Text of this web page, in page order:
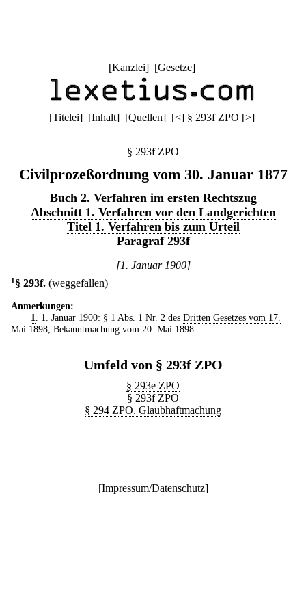
[Kanzlei] [Gesetze]
[Titelei] [Inhalt] [Quellen] [<] § 293f ZPO [>]
§ 293f ZPO
Civilprozeßordnung vom 30. Januar 1877
Buch 2. Verfahren im ersten Rechtszug
Abschnitt 1. Verfahren vor den Landgerichten
Titel 1. Verfahren bis zum Urteil
Paragraf 293f
[1. Januar 1900]
1 § 293f. (weggefallen)
Anmerkungen:
1
. 1. Januar 1900: § 1 Abs. 1 Nr. 2 des Dritten Gesetzes vom 17.
Mai 1898 Bekanntmachung vom 20. Mai 1898
Umfeld von § 293f ZPO
§ 293e ZPO
§ 293f ZPO
§ 294 ZPO. Glaubhaftmachung
[Impressum/Datenschutz]